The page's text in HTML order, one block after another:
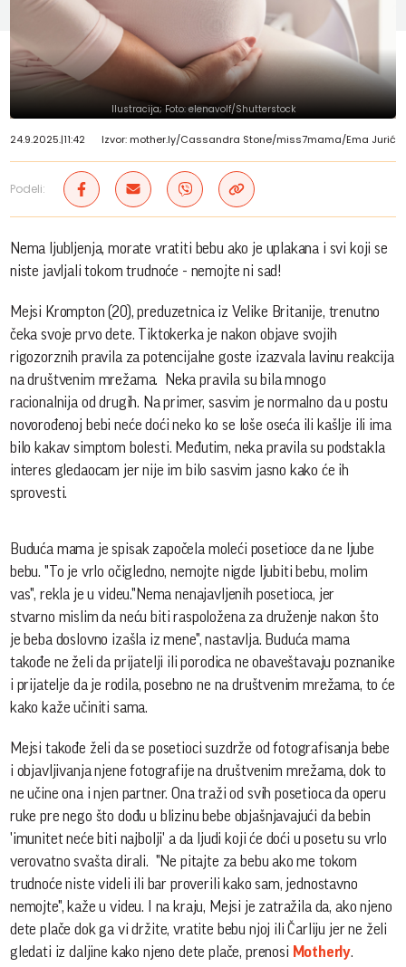
Ilustracija; Foto: elenavolf/Shutterstock
24.9.2025.|11:42 Izvor: mother.ly/Cassandra Stone/miss7mama/Ema Jurić
Podeli:
Nema ljubljenja, morate vratiti bebu ako je uplakana i svi koji se
niste javljali tokom trudnoće - nemojte ni sad!
Mejsi Krompton (20), preduzetnica iz Velike Britanije, trenutno
čeka svoje prvo dete. Tiktokerka je nakon objave svojih
rigozorznih pravila za potencijalne goste izazvala lavinu reakcija
na društvenim mrežama. Neka pravila su bila mnogo
racionalnija od drugih. Na primer, sasvim je normalno da u postu
novorođenoj bebi neće doći neko ko se loše oseća ili kašlje ili ima
bilo kakav simptom bolesti. Međutim, neka pravila su podstakla
interes gledaocam jer nije im bilo sasvim jasno kako će ih
sprovesti.
Buduća mama je spisak započela moleći posetioce da ne ljube
bebu. "To je vrlo očigledno, nemojte nigde ljubiti bebu, molim
vas", rekla je u videu."Nema nenajavljenih posetioca, jer
stvarno mislim da neću biti raspoložena za druženje nakon što
je beba doslovno izašla iz mene", nastavlja. Buduća mama
takođe ne želi da prijatelji ili porodica ne obaveštavaju poznanike
i prijatelje da je rodila, posebno ne na društvenim mrežama, to će
kako kaže učiniti sama.
Mejsi takođe želi da se posetioci suzdrže od fotografisanja bebe
i objavljivanja njene fotografije na društvenim mrežama, dok to
ne učine ona i njen partner. Ona traži od svih posetioca da operu
ruke pre nego što dođu u blizinu bebe objašnjavajući da bebin
'imunitet neće biti najbolji' a da ljudi koji će doći u posetu su vrlo
verovatno svašta dirali. "Ne pitajte za bebu ako me tokom
trudnoće niste videli ili bar proverili kako sam, jednostavno
nemojte", kaže u videu. I na kraju, Mejsi je zatražila da, ako njeno
dete plače dok ga vi držite, vratite bebu njoj ili Čarliju jer ne želi
gledati iz daljine kako njeno dete plače, prenosi Motherly.